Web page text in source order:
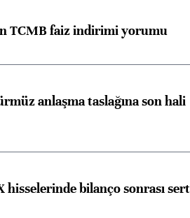
TCMB faiz indirimi yorumu
anlaşma taslağına son hali
hisselerinde bilanço sonrası sert